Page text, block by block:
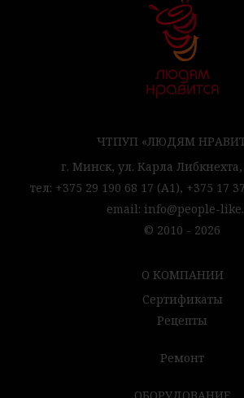
ЧТПУП «ЛЮДЯМ
г. Минск, ул. Карла Либкнехта,
тел: +375 29 190 68 17 (А1), +375 17
email: info@people-
© 2010 - 2026
О КОМПАНИИ
Сертификаты
Рецепты
Ремонт